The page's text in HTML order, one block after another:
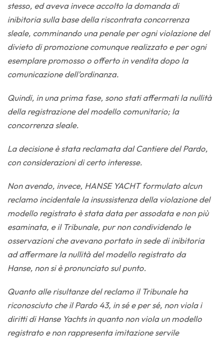
stesso, ed aveva invece accolto la domanda di
inibitoria sulla base della riscontrata concorrenza
sleale, comminando una penale per ogni violazione del
divieto di promozione comunque realizzato e per ogni
esemplare promosso o offerto in vendita dopo la
comunicazione dell’ordinanza.
Quindi, in una prima fase, sono stati affermati la nullità
della registrazione del modello comunitario; la
concorrenza sleale.
La decisione è stata reclamata dal Cantiere del Pardo,
con considerazioni di certo interesse.
Non avendo, invece, HANSE YACHT formulato alcun
reclamo incidentale la insussistenza della violazione del
modello registrato è stata data per assodata e non più
esaminata, e il Tribunale, pur non condividendo le
osservazioni che avevano portato in sede di inibitoria
ad affermare la nullità del modello registrato da
Hanse, non si è pronunciato sul punto.
Quanto alle risultanze del reclamo il Tribunale ha
riconosciuto che il Pardo 43, in sé e per sé, non viola i
diritti di Hanse Yachts in quanto non viola un modello
registrato e non rappresenta imitazione servile